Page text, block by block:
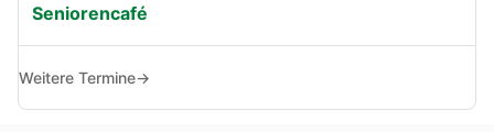
Seniorencafé
Weitere Termine→